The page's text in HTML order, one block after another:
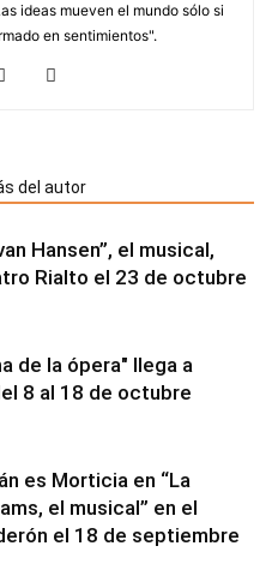
ideas mueven el mundo sólo si
en sentimientos".
del autor
Hansen”, el musical,
Rialto el 23 de octubre
de la ópera" llega a
8 al 18 de octubre
es Morticia en “La
el musical” en el
el 18 de septiembre